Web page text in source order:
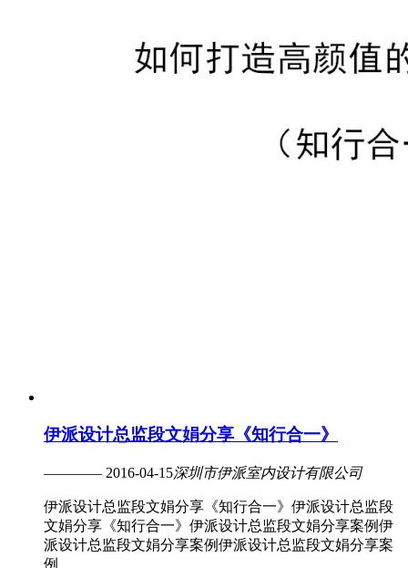
伊派设计总监段文娟分享《知行合一》
———— 2016-04-15深圳市伊派室内设计有限公司
伊派设计总监段文娟分享《知行合一》伊派设计总监段
文娟分享《知行合一》伊派设计总监段文娟分享案例伊
派设计总监段文娟分享案例伊派设计总监段文娟分享案
例